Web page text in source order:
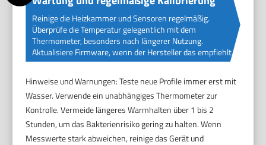
Reinige die Heizkammer und Sensoren regelmäßig.
Überprüfe die Temperatur gelegentlich mit dem
Thermometer, besonders nach längerer Nutzung.
Aktualisiere Firmware, wenn der Hersteller das empfiehlt.
Hinweise und Warnungen: Teste neue Profile immer erst mit
Wasser. Verwende ein unabhängiges Thermometer zur
Kontrolle. Vermeide längeres Warmhalten über 1 bis 2
Stunden, um das Bakterienrisiko gering zu halten. Wenn
Messwerte stark abweichen, reinige das Gerät und